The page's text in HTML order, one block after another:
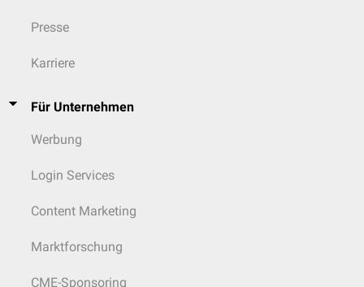
Presse
Karriere
Für Unternehmen
Werbung
Login Services
Content Marketing
Marktforschung
CME-Sponsoring